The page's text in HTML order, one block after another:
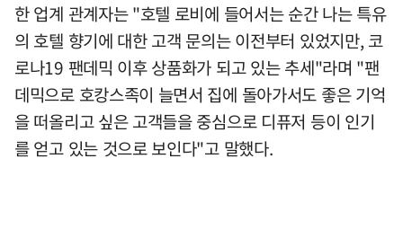
한 업계 관계자는 "호텔 로비에 들어서는 순간 나는 특유
의 호텔 향기에 대한 고객 문의는 이전부터 있었지만, 코
로나19 팬데믹 이후 상품화가 되고 있는 추세"라며 "팬
데믹으로 호캉스족이 늘면서 집에 돌아가서도 좋은 기억
을 떠올리고 싶은 고객들을 중심으로 디퓨저 등이 인기
를 얻고 있는 것으로 보인다"고 말했다.